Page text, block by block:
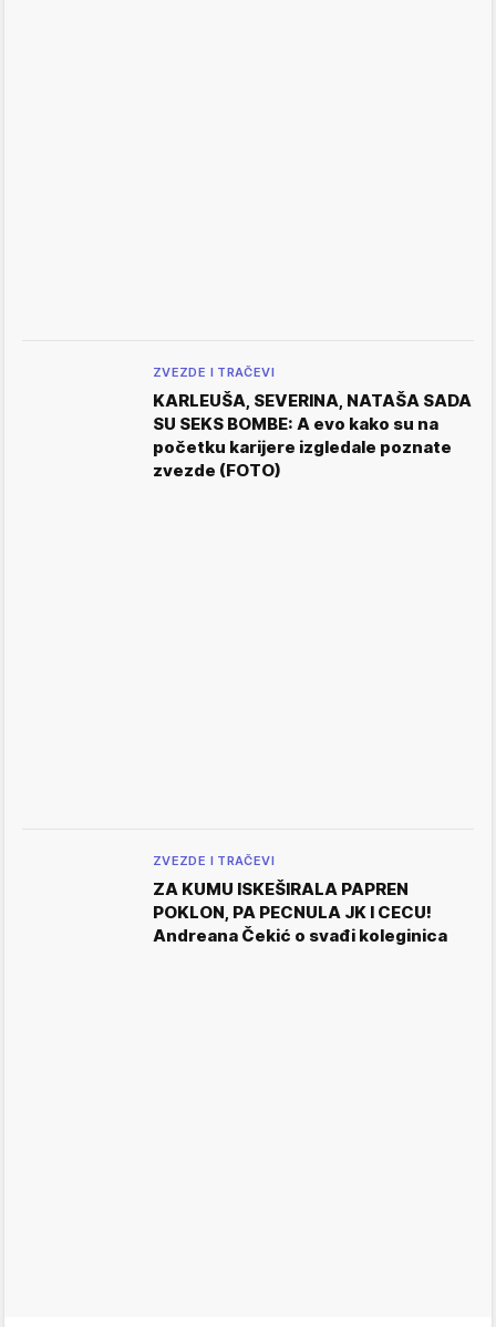
ZVEZDE I TRAČEVI
KARLEUŠA, SEVERINA, NATAŠA SADA
SU SEKS BOMBE: A evo kako su na
početku karijere izgledale poznate
zvezde (FOTO)
ZVEZDE I TRAČEVI
ZA KUMU ISKEŠIRALA PAPREN
POKLON, PA PECNULA JK I CECU!
Andreana Čekić o svađi koleginica